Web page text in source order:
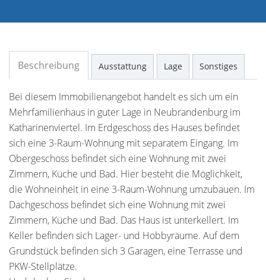
Beschreibung Ausstattung Lage Sonstiges
Bei diesem Immobilienangebot handelt es sich um ein
Mehrfamilienhaus in guter Lage in Neubrandenburg im
Katharinenviertel. Im Erdgeschoss des Hauses befindet
sich eine 3-Raum-Wohnung mit separatem Eingang. Im
Obergeschoss befindet sich eine Wohnung mit zwei
Zimmern, Küche und Bad. Hier besteht die Möglichkeit,
die Wohneinheit in eine 3-Raum-Wohnung umzubauen. Im
Dachgeschoss befindet sich eine Wohnung mit zwei
Zimmern, Küche und Bad. Das Haus ist unterkellert. Im
Keller befinden sich Lager- und Hobbyräume. Auf dem
Grundstück befinden sich 3 Garagen, eine Terrasse und
PKW-Stellplätze.